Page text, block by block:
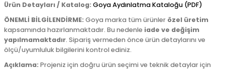
Ürün Detayları / Katalog: Goya Aydınlatma Kataloğu (PDF)
ÖNEMLİ BİLGİLENDİRME: Goya marka tüm ürünler özel üretim
kapsamında hazırlanmaktadır. Bu nedenle iade ve değişim
yapılmamaktadır. Sipariş vermeden önce ürün detaylarını ve
ölçü/uyumluluk bilgilerini kontrol ediniz.
Açıklama: Projeniz için doğru ürün seçimi ve teknik detaylar için